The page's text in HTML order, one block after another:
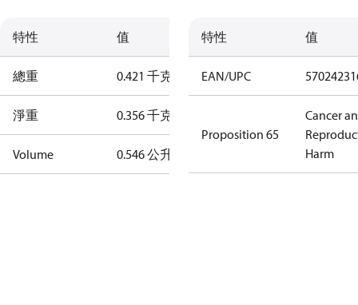
特性 值
總重 0.421 千克
淨重 0.356 千克
Volume 0.546 公升
特性 值
EAN/UPC
Proposition 65
Cancer
Harm